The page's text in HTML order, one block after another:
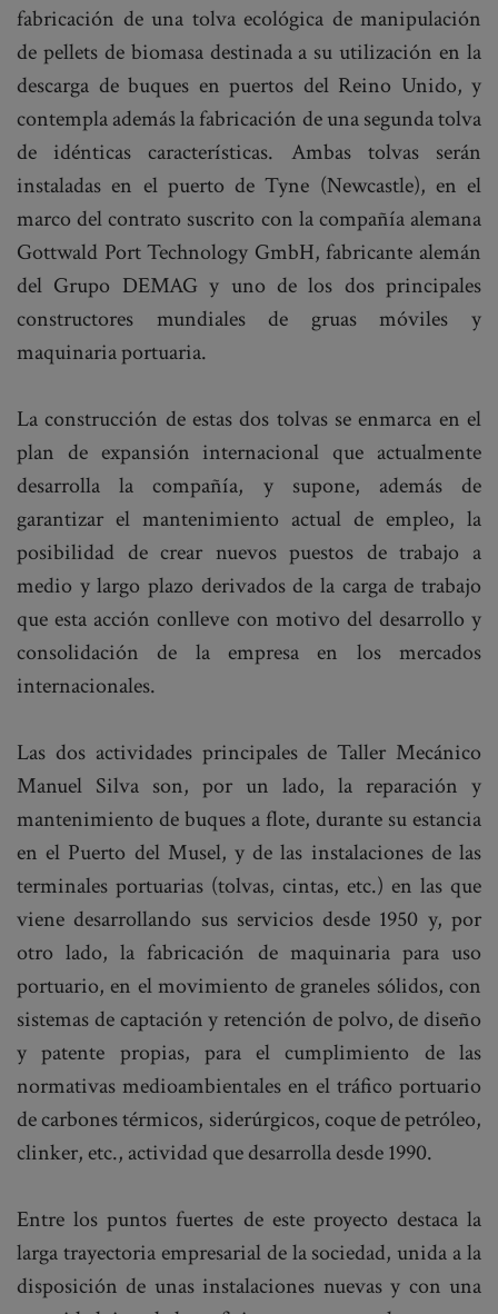
fabricación de una tolva ecológica de manipulación
de pellets de biomasa destinada a su utilización en la
descarga de buques en puertos del Reino Unido, y
contempla además la fabricación de una segunda tolva
de idénticas características. Ambas tolvas serán
instaladas en el puerto de Tyne (Newcastle), en el
marco del contrato suscrito con la compañía alemana
Gottwald Port Technology GmbH, fabricante alemán
del Grupo DEMAG y uno de los dos principales
constructores mundiales de gruas móviles y
maquinaria portuaria.
La construcción de estas dos tolvas se enmarca en el
plan de expansión internacional que actualmente
desarrolla la compañía, y supone, además de
garantizar el mantenimiento actual de empleo, la
posibilidad de crear nuevos puestos de trabajo a
medio y largo plazo derivados de la carga de trabajo
que esta acción conlleve con motivo del desarrollo y
consolidación de la empresa en los mercados
internacionales.
Las dos actividades principales de Taller Mecánico
Manuel Silva son, por un lado, la reparación y
mantenimiento de buques a flote, durante su estancia
en el Puerto del Musel, y de las instalaciones de las
terminales portuarias (tolvas, cintas, etc.) en las que
viene desarrollando sus servicios desde 1950 y, por
otro lado, la fabricación de maquinaria para uso
portuario, en el movimiento de graneles sólidos, con
sistemas de captación y retención de polvo, de diseño
y patente propias, para el cumplimiento de las
normativas medioambientales en el tráfico portuario
de carbones térmicos, siderúrgicos, coque de petróleo,
clinker, etc., actividad que desarrolla desde 1990.
Entre los puntos fuertes de este proyecto destaca la
larga trayectoria empresarial de la sociedad, unida a la
disposición de unas instalaciones nuevas y con una